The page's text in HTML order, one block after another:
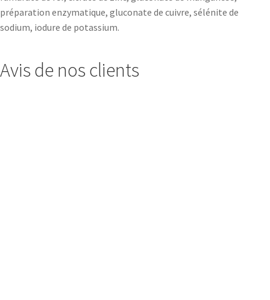
préparation enzymatique, gluconate de cuivre, sélénite de
sodium, iodure de potassium.
Avis de nos clients